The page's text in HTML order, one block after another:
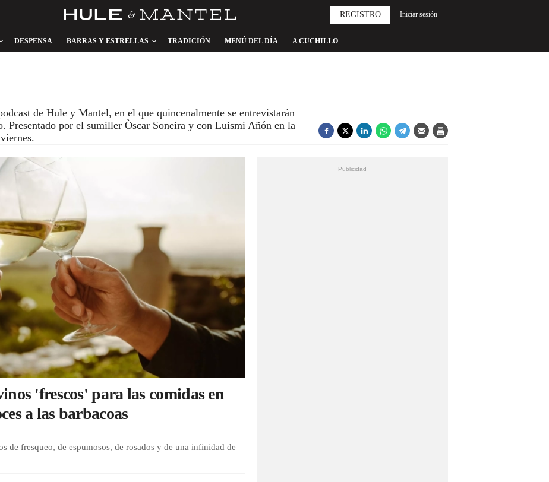
DESPENSA BARRAS Y ESTRELLAS TRADICIÓN MENÚ DEL DÍA A CUCHILLO
REGISTRO Iniciar sesión
de Hule y Mantel, en el que quincenalmente se entrevistarán
Presentado por el sumiller Òscar Soneira y con Luismi Añón en la
'frescos' para las comidas en
a las barbacoas
de fresqueo, de espumosos, de rosados y de una infinidad de